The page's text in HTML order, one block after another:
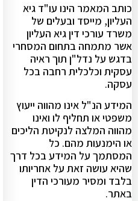
כותב המאמר הינו עו"ד גיא
העליון, מייסד ובעלים של
משרד עורכי דין גיא העליון
אשר מתמחה בתחום המסחרי
בדגש על נדל"ן תוך ראיה
עסקית וכלכלית רחבה בכל
עסקה.
המידע הנ"ל אינו מהווה ייעוץ
משפטי או תחליף לו ואינו
מהווה המלצה לנקיטת הליכים
או הימנעות מהם. כל
המסתמך על המידע בכל דרך
שהיא עושה זאת על אחריותו
בלבד ומסיר מעורכי הדין
באתר.